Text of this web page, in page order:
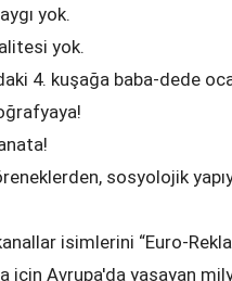
yok.
yok.
4. kuşağa baba-dede
sosyolojik
isimlerini “Euro-
için Avrupa'da yaşayan